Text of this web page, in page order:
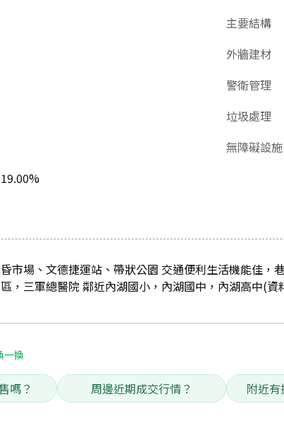
主要結構
外牆建材
警衛管理
垃圾處理
無障礙設施
市場、文德捷運站、帶狀公園 交通便利生活機能佳，
，三軍總醫院 鄰近內湖國小，內湖國中，內湖高中(
一換
嗎？ 周邊近期成交行情？ 附近